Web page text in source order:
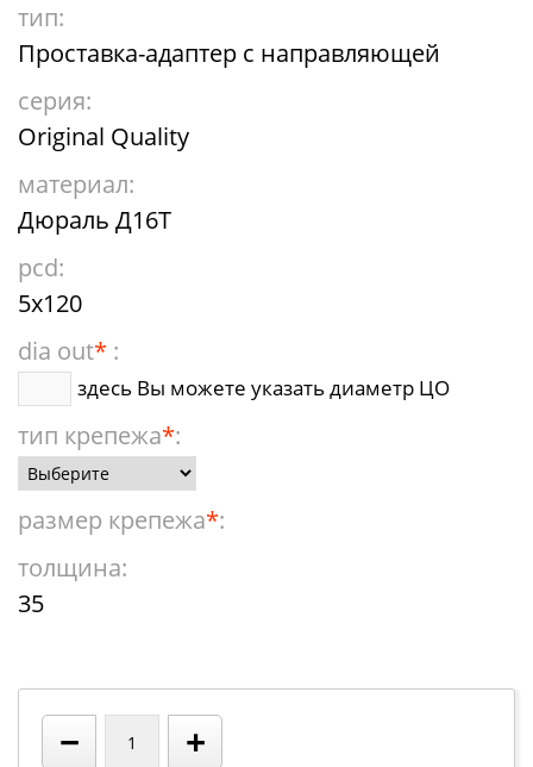
тип:
Проставка-адаптер с направляющей
серия:
Original Quality
материал:
Дюраль Д16Т
pcd:
5x120
dia out* :
здесь Вы можете указать диаметр ЦО
тип крепежа*:
размер крепежа*:
толщина:
35
− +